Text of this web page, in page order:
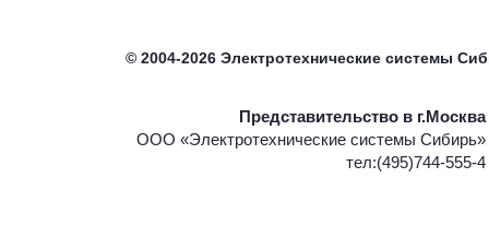
© 2004-2026 Электротехнические системы
Представительство в г.Москва
ООО «Электротехнические системы Сибирь»
тел:(495)744-555-4